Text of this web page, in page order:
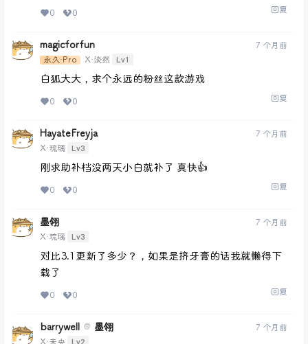
0 0 回复
magicforfun
永久·Pro X·淡然 Lv1
7 个月前
白狐大大，求个永远的粉丝这款游戏
0 0 回复
HayateFreyja
X·琉璃 Lv3
7 个月前
刚求助补档没两天小白就补了 真快👍
0 0 回复
墨翎
X·琉璃 Lv3
7 个月前
对比3.1更新了多少？，如果是挤牙膏的话我就懒得下
载了
0 0 回复
barrywell @ 墨翎
Lv2
7 个月前